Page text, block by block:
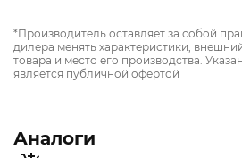
*Производитель оставляет за собой
дилера менять характеристики,
товара и место его производства.
является публичной офертой
Аналоги